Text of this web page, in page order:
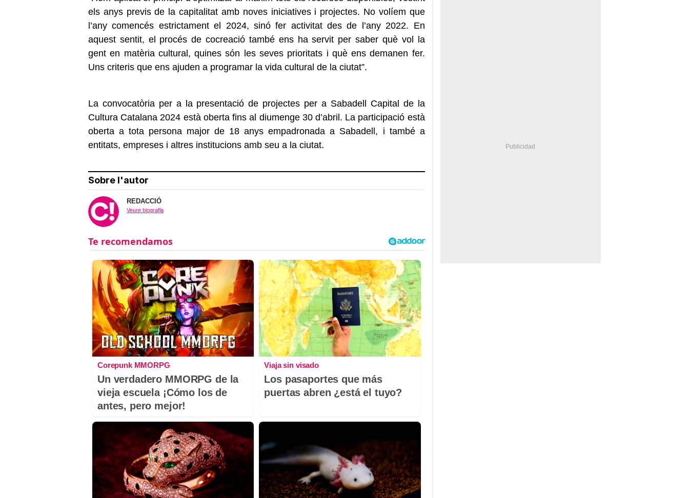
els anys previs de la capitalitat amb noves iniciatives i projectes. No volíem que
l’any comencés estrictament el 2024, sinó fer activitat des de l’any 2022. En
aquest sentit, el procés de cocreació també ens ha servit per saber què vol la
gent en matèria cultural, quines són les seves prioritats i què ens demanen fer.
Uns criteris que ens ajuden a programar la vida cultural de la ciutat”.
La convocatòria per a la presentació de projectes per a Sabadell Capital de la
Cultura Catalana 2024 està oberta fins al diumenge 30 d’abril. La participació està
oberta a tota persona major de 18 anys empadronada a Sabadell, i també a
entitats, empreses i altres institucions amb seu a la ciutat.
Sobre l'autor
REDACCIÓ
Veure biografia
Corepunk MMORPG
Un verdadero MMORPG de la
vieja escuela ¡Cómo los de
antes, pero mejor!
Viaja sin visado
Los pasaportes que más
puertas abren ¿está el tuyo?